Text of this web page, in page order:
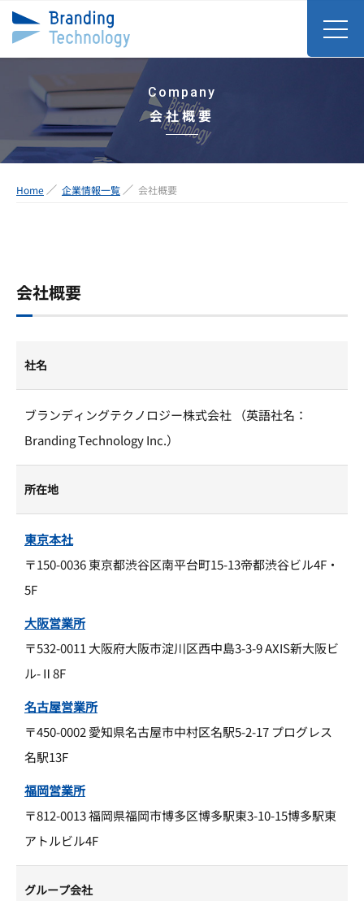
Company
会社概要
Home 企業情報一覧 会社概要
会社概要
社名
ブランディングテクノロジー株式会社 （英語社名：
Branding Technology Inc.）
所在地
東京本社
〒150-0036 東京都渋谷区南平台町15-13帝都渋谷ビル4F・
5F
大阪営業所
〒532-0011 大阪府大阪市淀川区西中島3-3-9 AXIS新大阪ビ
ル-Ⅱ8F
名古屋営業所
〒450-0002 愛知県名古屋市中村区名駅5-2-17 プログレス
名駅13F
福岡営業所
〒812-0013 福岡県福岡市博多区博多駅東3-10-15博多駅東
アトルビル4F
グループ会社